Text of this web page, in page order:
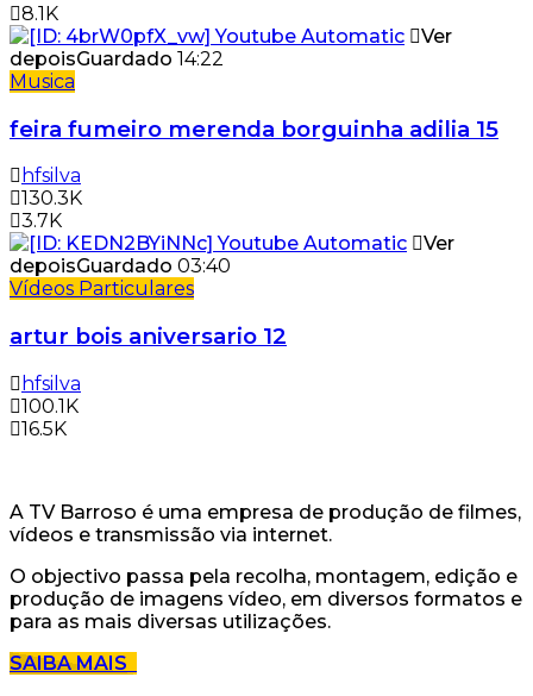
8.1K
Ver
depoisGuardado 14:22
Musica
feira fumeiro merenda borguinha adilia 15
hfsilva
130.3K
3.7K
Ver
depoisGuardado 03:40
Vídeos Particulares
artur bois aniversario 12
hfsilva
100.1K
16.5K
A TV Barroso é uma empresa de produção de filmes,
vídeos e transmissão via internet.
O objectivo passa pela recolha, montagem, edição e
produção de imagens vídeo, em diversos formatos e
para as mais diversas utilizações.
SAIBA MAIS